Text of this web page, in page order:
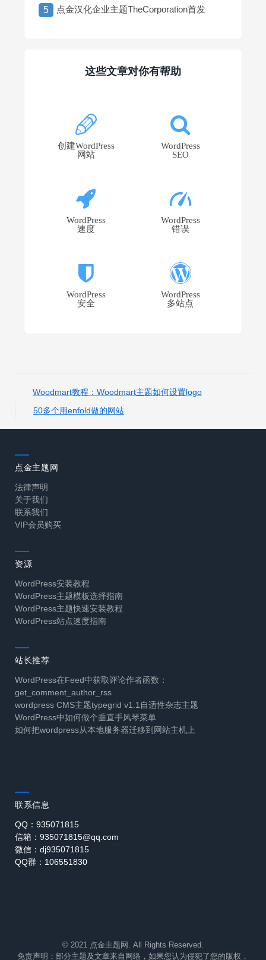
5 点金汉化企业主题TheCorporation首发
这些文章对你有帮助
创建WordPress
网站
WordPress
SEO
WordPress
速度
WordPress
错误
WordPress
安全
WordPress
多站点
Woodmart教程：Woodmart主题如何设置logo
50多个用enfold做的网站
点金主题网
法律声明
关于我们
联系我们
VIP会员购买
资源
WordPress安装教程
WordPress主题模板选择指南
WordPress主题快速安装教程
WordPress站点速度指南
站长推荐
WordPress在Feed中获取评论作者函数：
get_comment_author_rss
wordpress CMS主题typegrid v1.1自适性杂志主题
WordPress中如何做个垂直手风琴菜单
如何把wordpress从本地服务器迁移到网站主机上
联系信息
QQ：935071815
信箱：935071815@qq.com
微信：dj935071815
QQ群：106551830
© 2021 点金主题网. All Rights Reserved.
免责声明：部分主题及文章来自网络，如果您认为侵犯了您的版权，